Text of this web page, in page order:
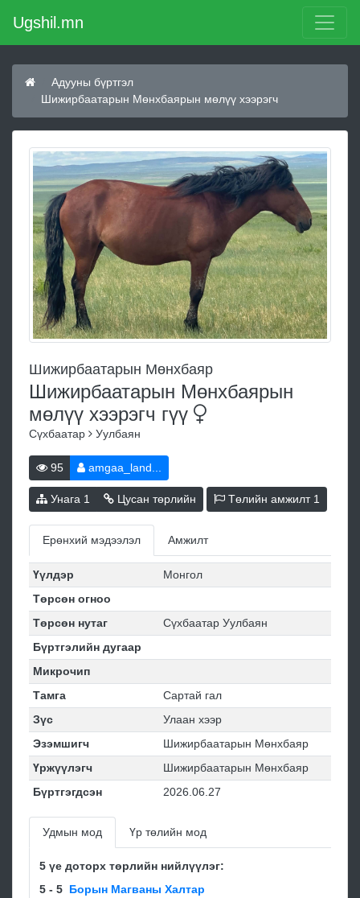
Ugshil.mn
Адууны бүртгэл
Шижирбаатарын Мөнхбаярын мөлүү хээрэгч
Шижирбаатарын Мөнхбаяр
Шижирбаатарын Мөнхбаярын
мөлүү хээрэгч гүү
Сүхбаатар Уулбаян
95 amgaa_land...
Унага 1 Цусан төрлийн Төлийн амжилт 1
Ерөнхий мэдээлэл Амжилт
Үүлдэр
Монгол
Төрсөн огноо
Төрсөн нутаг
Сүхбаатар Уулбаян
Бүртгэлийн дугаар
Микрочип
Тамга
Сартай гал
Зүс
Улаан хээр
Эзэмшигч
Шижирбаатарын Мөнхбаяр
Үржүүлэгч
Шижирбаатарын Мөнхбаяр
Бүртгэгдсэн
2026.06.27
Удмын мод Үр төлийн мод
5 үе доторх төрлийн нийлүүлэг:
5 - 5 Борын Магваны Халтар